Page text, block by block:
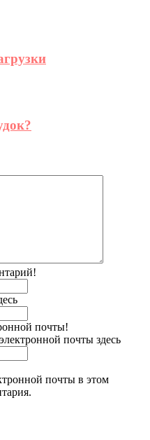
почты!
почты здесь
почты в этом